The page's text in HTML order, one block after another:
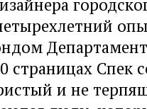
страницах Спек
и не